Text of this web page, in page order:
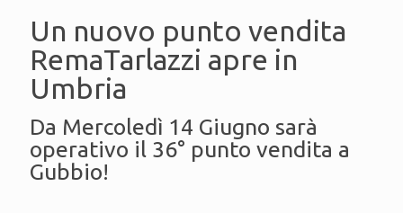
Un nuovo punto vendita
RemaTarlazzi apre in
Umbria
Da Mercoledì 14 Giugno sarà
operativo il 36° punto vendita a
Gubbio!